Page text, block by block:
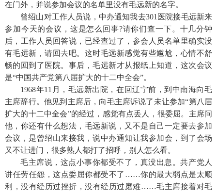
在门外 ， 并说参加会议的名单里没有毛远新的名字。
曾绍山对工作人员说 ， 中办通知我去301医院接毛远新来
参加今天的会议 ， 这是怎么回事?请你们查一下。十几分钟
后 ， 工作人员回答说 ， 已经查过了 ， 参会人员名单里确实没
有毛远新 ，请回去吧。这时毛远新感觉有些尴尬 ， 心情不舒
畅的回到了医院。事后 ，毛远新才从报纸上知道 ， 这次会议
是“中国共产党第八届扩大的十二中全会”。
1968年11月
， 毛远新出院 ，在回辽宁前 ，到中南海向毛
主席辞行。他见到主席后 ， 向毛主席诉说了未让参加“第八届
扩大的十二中全会”的经过 ， 感觉有点丢人 ， 很委屈。主席问
他 ， 你还有什么想法 ， 毛远新说 ， 又不是自己一定要去参加
会议 ， 是曾绍山来接我 ，说中办通知让我参加会 ， 到了会场
又不让进门 ， 很多熟人都打了招呼 ， 别人怎么看。
毛主席说 ， 这点小事你都受不了 ， 真没出息。共产党人
讲任劳任怨 ， 这点委屈你都受不了 ……你的最大弱点是太顺
利
， 没有经历过挫折 ， 没有经历过磨难……毛主席接着对毛